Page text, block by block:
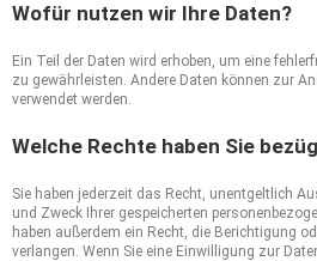
Wofür nutzen wir Ihre Daten?
Ein Teil der Daten wird erhoben, um eine
zu gewährleisten. Andere Daten können zur
verwendet werden.
Welche Rechte haben Sie
Sie haben jederzeit das Recht, unentgeltlich
und Zweck Ihrer gespeicherten
haben außerdem ein Recht, die Berichtigung
verlangen. Wenn Sie eine Einwilligung zur